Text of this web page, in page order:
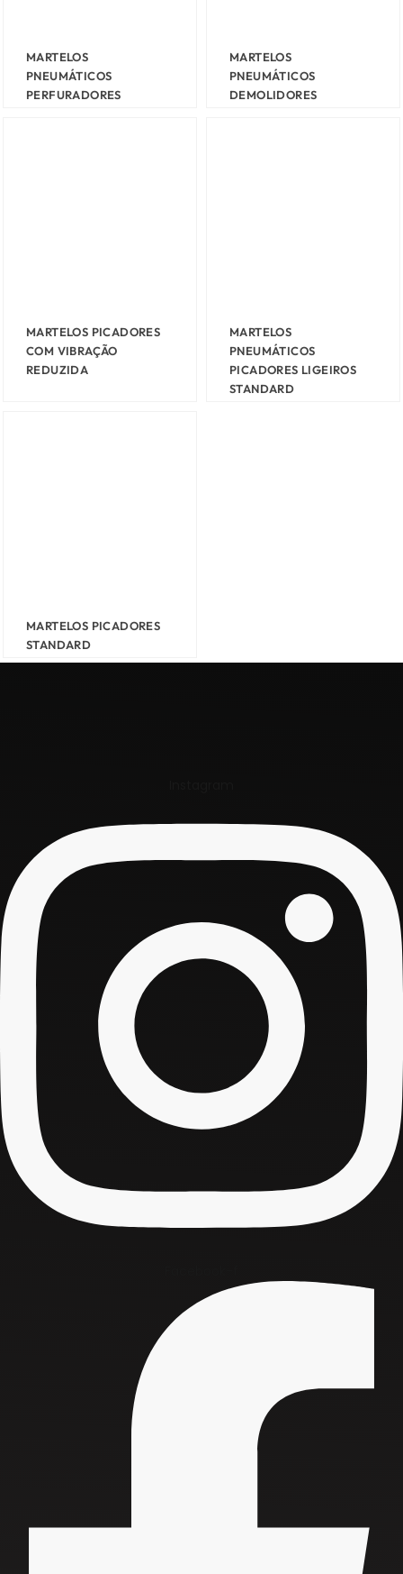
MARTELOS
PNEUMÁTICOS
PERFURADORES
MARTELOS
PNEUMÁTICOS
DEMOLIDORES
MARTELOS PICADORES
COM VIBRAÇÃO
REDUZIDA
MARTELOS
PNEUMÁTICOS
PICADORES LIGEIROS
STANDARD
MARTELOS PICADORES
STANDARD